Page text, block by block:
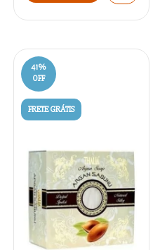
41%
OFF
FRETE GRÁTIS